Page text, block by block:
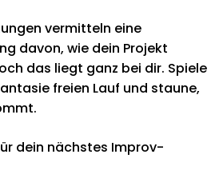
vermitteln eine
davon, wie dein Projekt
das liegt ganz bei dir. Spiele
freien Lauf und staune,
dein nächstes Improv-